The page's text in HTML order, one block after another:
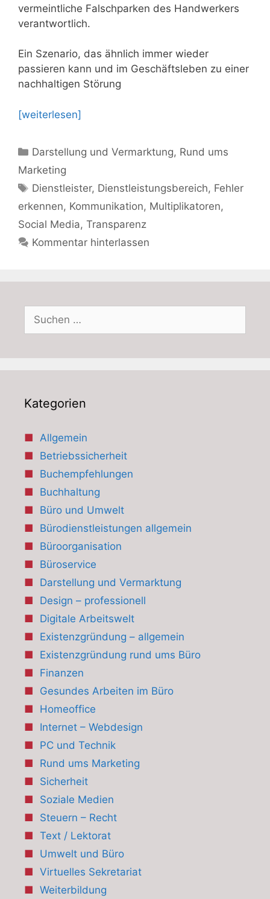
vermeintliche Falschparken des Handwerkers
verantwortlich.
Ein Szenario, das ähnlich immer wieder
passieren kann und im Geschäftsleben zu einer
nachhaltigen Störung
[weiterlesen]
Kategorien
Darstellung und Vermarktung, Rund ums
Marketing
Schlagwörter
Dienstleister, Dienstleistungsbereich, Fehler
erkennen, Kommunikation, Multiplikatoren,
Social Media, Transparenz
Kommentar hinterlassen
nach:
Kategorien
Allgemein
Betriebssicherheit
Buchempfehlungen
Buchhaltung
Büro und Umwelt
Bürodienstleistungen allgemein
Büroorganisation
Büroservice
Darstellung und Vermarktung
Design – professionell
Digitale Arbeitswelt
Existenzgründung – allgemein
Existenzgründung rund ums Büro
Finanzen
Gesundes Arbeiten im Büro
Homeoffice
Internet – Webdesign
PC und Technik
Rund ums Marketing
Sicherheit
Soziale Medien
Steuern – Recht
Text / Lektorat
Umwelt und Büro
Virtuelles Sekretariat
Weiterbildung